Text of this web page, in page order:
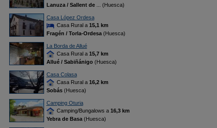
Lanuza / Sallent de
... (Huesca)
Casa López Ordesa
Casa Rural a 15,1 km
Fragén / Torla-Ordesa(Huesca)
La Borda de Allué
Casa Rural a 15,7 km
Allué / Sabiñánigo(Huesca)
Casa Colasa
Casa Rural a 16,2 km
Sobás(Huesca)
Camping Oturia
Camping/Bungalows a 16,3 km
Yebra de Basa(Huesca)